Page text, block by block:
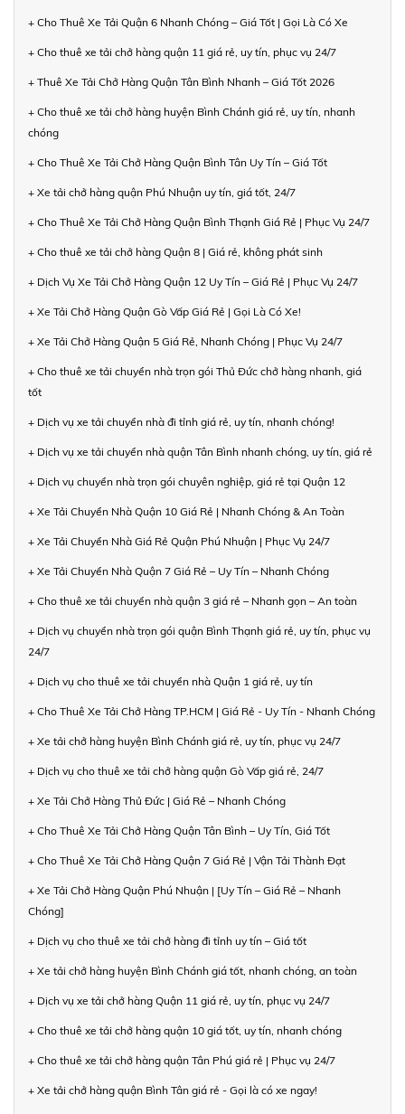
+ Cho Thuê Xe Tải Quận 6 Nhanh Chóng – Giá Tốt | Gọi Là Có Xe
+ Cho thuê xe tải chở hàng quận 11 giá rẻ, uy tín, phục vụ 24/7
+ Thuê Xe Tải Chở Hàng Quận Tân Bình Nhanh – Giá Tốt 2026
+ Cho thuê xe tải chở hàng huyện Bình Chánh giá rẻ, uy tín, nhanh
chóng
+ Cho Thuê Xe Tải Chở Hàng Quận Bình Tân Uy Tín – Giá Tốt
+ Xe tải chở hàng quận Phú Nhuận uy tín, giá tốt, 24/7
+ Cho Thuê Xe Tải Chở Hàng Quận Bình Thạnh Giá Rẻ | Phục Vụ 24/7
+ Cho thuê xe tải chở hàng Quận 8 | Giá rẻ, không phát sinh
+ Dịch Vụ Xe Tải Chở Hàng Quận 12 Uy Tín – Giá Rẻ | Phục Vụ 24/7
+ Xe Tải Chở Hàng Quận Gò Vấp Giá Rẻ | Gọi Là Có Xe!
+ Xe Tải Chở Hàng Quận 5 Giá Rẻ, Nhanh Chóng | Phục Vụ 24/7
+ Cho thuê xe tải chuyển nhà trọn gói Thủ Đức chở hàng nhanh, giá
tốt
+ Dịch vụ xe tải chuyển nhà đi tỉnh giá rẻ, uy tín, nhanh chóng!
+ Dịch vụ xe tải chuyển nhà quận Tân Bình nhanh chóng, uy tín, giá rẻ
+ Dịch vụ chuyển nhà trọn gói chuyên nghiệp, giá rẻ tại Quận 12
+ Xe Tải Chuyển Nhà Quận 10 Giá Rẻ | Nhanh Chóng & An Toàn
+ Xe Tải Chuyển Nhà Giá Rẻ Quận Phú Nhuận | Phục Vụ 24/7
+ Xe Tải Chuyển Nhà Quận 7 Giá Rẻ – Uy Tín – Nhanh Chóng
+ Cho thuê xe tải chuyển nhà quận 3 giá rẻ – Nhanh gọn – An toàn
+ Dịch vụ chuyển nhà trọn gói quận Bình Thạnh giá rẻ, uy tín, phục vụ
24/7
+ Dịch vụ cho thuê xe tải chuyển nhà Quận 1 giá rẻ, uy tín
+ Cho Thuê Xe Tải Chở Hàng TP.HCM | Giá Rẻ - Uy Tín - Nhanh Chóng
+ Xe tải chở hàng huyện Bình Chánh giá rẻ, uy tín, phục vụ 24/7
+ Dịch vụ cho thuê xe tải chở hàng quận Gò Vấp giá rẻ, 24/7
+ Xe Tải Chở Hàng Thủ Đức | Giá Rẻ – Nhanh Chóng
+ Cho Thuê Xe Tải Chở Hàng Quận Tân Bình – Uy Tín, Giá Tốt
+ Cho Thuê Xe Tải Chở Hàng Quận 7 Giá Rẻ | Vận Tải Thành Đạt
+ Xe Tải Chở Hàng Quận Phú Nhuận | [Uy Tín – Giá Rẻ – Nhanh
Chóng]
+ Dịch vụ cho thuê xe tải chở hàng đi tỉnh uy tín – Giá tốt
+ Xe tải chở hàng huyện Bình Chánh giá tốt, nhanh chóng, an toàn
+ Dịch vụ xe tải chở hàng Quận 11 giá rẻ, uy tín, phục vụ 24/7
+ Cho thuê xe tải chở hàng quận 10 giá tốt, uy tín, nhanh chóng
+ Cho thuê xe tải chở hàng quận Tân Phú giá rẻ | Phục vụ 24/7
+ Xe tải chở hàng quận Bình Tân giá rẻ - Gọi là có xe ngay!